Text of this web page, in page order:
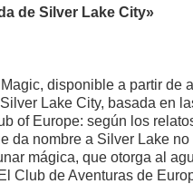
de Silver Lake City»
disponible a partir de
Lake City, basada en
of Europe: según los
da nombre a Silver Lake
mágica, que otorga al
Club de Aventuras de